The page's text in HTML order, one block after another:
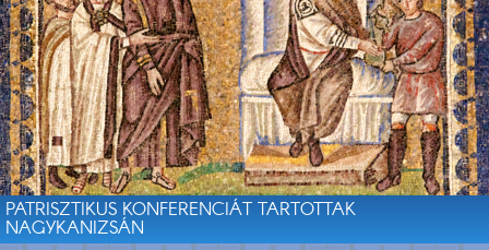
PATRISZTIKUS KONFERENCIÁT TARTOTTAK
NAGYKANIZSÁN